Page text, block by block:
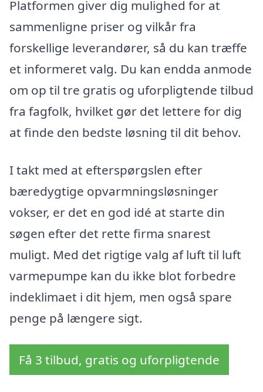
Platformen giver dig mulighed for at
sammenligne priser og vilkår fra
forskellige leverandører, så du kan træffe
et informeret valg. Du kan endda anmode
om op til tre gratis og uforpligtende tilbud
fra fagfolk, hvilket gør det lettere for dig
at finde den bedste løsning til dit behov.
I takt med at efterspørgslen efter
bæredygtige opvarmningsløsninger
vokser, er det en god idé at starte din
søgen efter det rette firma snarest
muligt. Med det rigtige valg af luft til luft
varmepumpe kan du ikke blot forbedre
indeklimaet i dit hjem, men også spare
penge på længere sigt.
Få 3 tilbud, gratis og uforpligtende